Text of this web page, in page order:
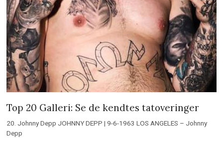
Top 20 Galleri: Se de kendtes tatoveringer
20. Johnny Depp JOHNNY DEPP | 9-6-1963 LOS ANGELES – Johnny
Depp